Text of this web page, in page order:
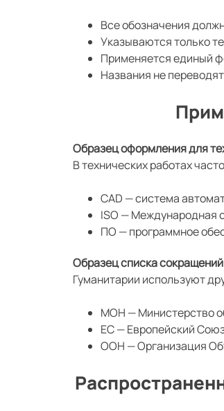
Все обозначения
Указываются только
Применяется единый
Названия не
Образец оформления для
В технических работах
CAD — система
ISO — Международная
ПО — программное
Образец списка
Гуманитарии используют
МОН — Министерство
ЕС — Европейский
ООН — Организация